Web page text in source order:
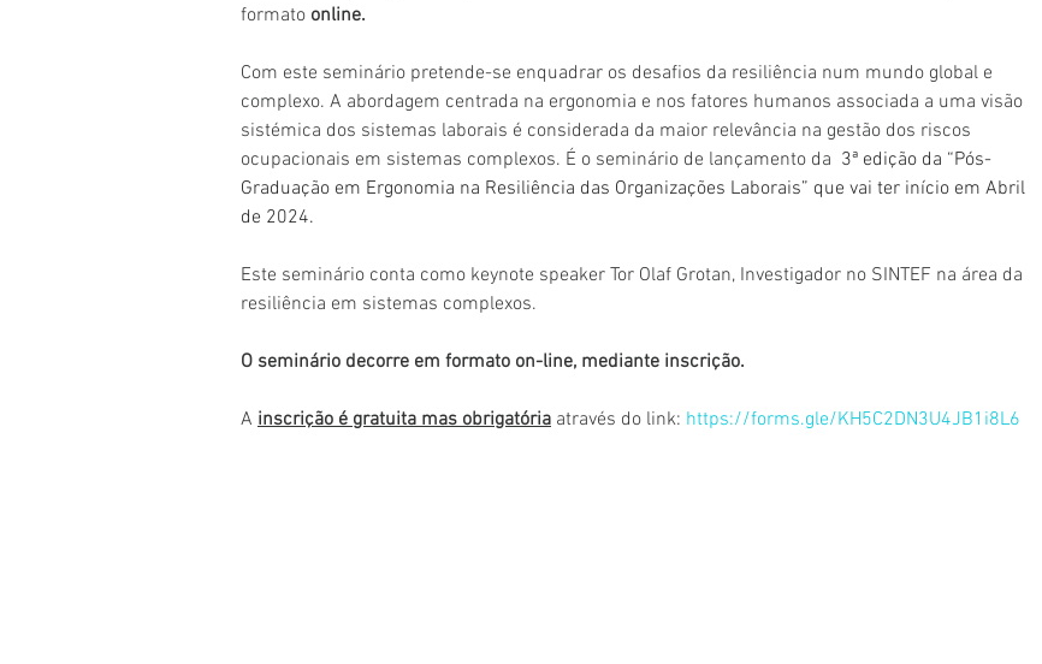
formato online.
Com este seminário pretende-se enquadrar os desafios da resiliência num mundo global e
complexo. A abordagem centrada na ergonomia e nos fatores humanos associada a uma visão
sistémica dos sistemas laborais é considerada da maior relevância na gestão dos riscos
ocupacionais em sistemas complexos. É o seminário de lançamento da 3ª edição da “Pós-
Graduação em Ergonomia na Resiliência das Organizações Laborais” que vai ter início em Abril
de 2024.
Este seminário conta como keynote speaker Tor Olaf Grotan, Investigador no SINTEF na área da
resiliência em sistemas complexos.
O seminário decorre em formato on-line, mediante inscrição.
A inscrição é gratuita mas obrigatória através do link: https://forms.gle/KH5C2DN3U4JB1i8L6